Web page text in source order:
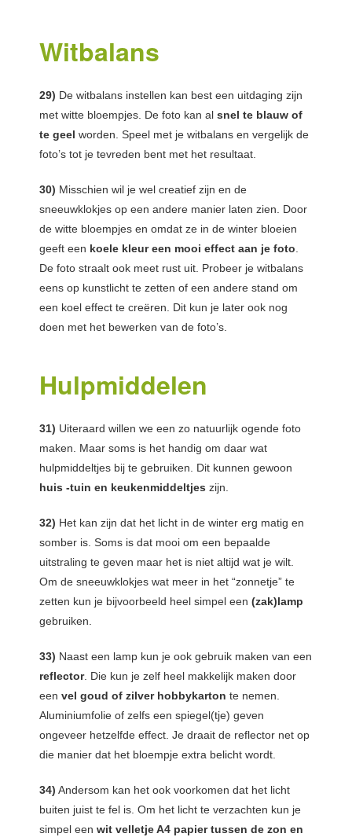
Witbalans
29) De witbalans instellen kan best een uitdaging zijn
met witte bloempjes. De foto kan al snel te blauw of
te geel worden. Speel met je witbalans en vergelijk de
foto’s tot je tevreden bent met het resultaat.
30) Misschien wil je wel creatief zijn en de
sneeuwklokjes op een andere manier laten zien. Door
de witte bloempjes en omdat ze in de winter bloeien
geeft een koele kleur een mooi effect aan je foto
De foto straalt ook meet rust uit. Probeer je witbalans
eens op kunstlicht te zetten of een andere stand om
een koel effect te creëren. Dit kun je later ook nog
doen met het bewerken van de foto’s.
Hulpmiddelen
31) Uiteraard willen we een zo natuurlijk ogende foto
maken. Maar soms is het handig om daar wat
hulpmiddeltjes bij te gebruiken. Dit kunnen gewoon
huis -tuin en keukenmiddeltjes zijn.
32) Het kan zijn dat het licht in de winter erg matig en
somber is. Soms is dat mooi om een bepaalde
uitstraling te geven maar het is niet altijd wat je wilt.
Om de sneeuwklokjes wat meer in het “zonnetje” te
zetten kun je bijvoorbeeld heel simpel een (zak)lamp
gebruiken.
33) Naast een lamp kun je ook gebruik maken van een
reflector. Die kun je zelf heel makkelijk maken door
een vel goud of zilver hobbykarton te nemen.
Aluminiumfolie of zelfs een spiegel(tje) geven
ongeveer hetzelfde effect. Je draait de reflector net op
die manier dat het bloempje extra belicht wordt.
34) Andersom kan het ook voorkomen dat het licht
buiten juist te fel is. Om het licht te verzachten kun je
simpel een wit velletje A4 papier tussen de zon en